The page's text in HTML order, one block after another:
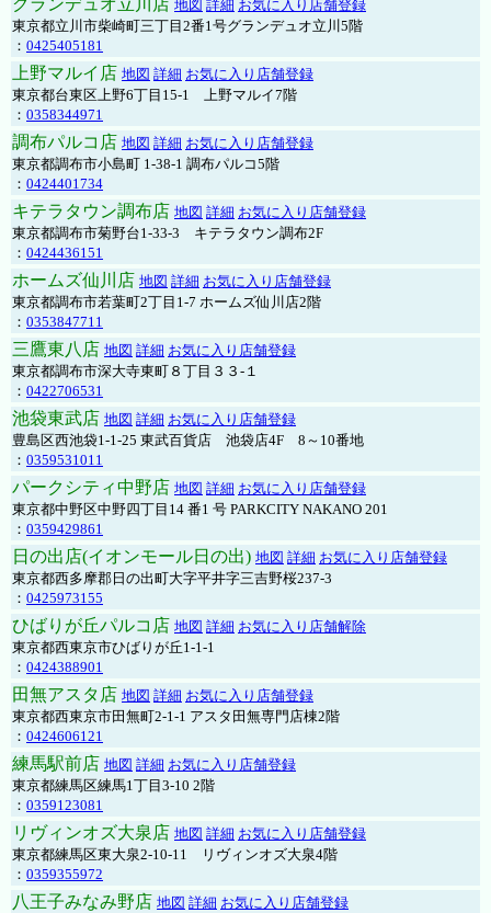
グランデュオ立川店 地図 詳細 お気に入り店舗登録
東京都立川市柴崎町三丁目2番1号グランデュオ立川5階
： 0425405181
上野マルイ店 地図 詳細 お気に入り店舗登録
東京都台東区上野6丁目15-1 上野マルイ7階
： 0358344971
調布パルコ店 地図 詳細 お気に入り店舗登録
東京都調布市小島町 1-38-1 調布パルコ5階
： 0424401734
キテラタウン調布店 地図 詳細 お気に入り店舗登録
東京都調布市菊野台1-33-3 キテラタウン調布2F
： 0424436151
ホームズ仙川店 地図 詳細 お気に入り店舗登録
東京都調布市若葉町2丁目1-7 ホームズ仙川店2階
： 0353847711
三鷹東八店 地図 詳細 お気に入り店舗登録
東京都調布市深大寺東町８丁目３３-１
： 0422706531
池袋東武店 地図 詳細 お気に入り店舗登録
豊島区西池袋1-1-25 東武百貨店 池袋店4F 8～10番地
： 0359531011
パークシティ中野店 地図 詳細 お気に入り店舗登録
東京都中野区中野四丁目14 番1 号 PARKCITY NAKANO 201
： 0359429861
日の出店(イオンモール日の出) 地図 詳細 お気に入り店舗登録
東京都西多摩郡日の出町大字平井字三吉野桜237-3
： 0425973155
ひばりが丘パルコ店 地図 詳細 お気に入り店舗解除
東京都西東京市ひばりが丘1-1-1
： 0424388901
田無アスタ店 地図 詳細 お気に入り店舗登録
東京都西東京市田無町2-1-1 アスタ田無専門店棟2階
： 0424606121
練馬駅前店 地図 詳細 お気に入り店舗登録
東京都練馬区練馬1丁目3-10 2階
： 0359123081
リヴィンオズ大泉店 地図 詳細 お気に入り店舗登録
東京都練馬区東大泉2-10-11 リヴィンオズ大泉4階
： 0359355972
八王子みなみ野店 地図 詳細 お気に入り店舗登録